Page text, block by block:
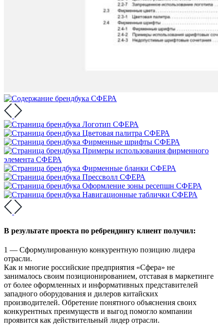
В результате проекта по ребрендингу клиент получил:
1 — Сформулированную конкурентную позицию лидера
отрасли.
Как и многие российские предприятия «Сфера» не
занималось своим позиционированием, отставая в маркетинге
от более оформленных и информативных представителей
западного оборудования и дилеров китайских
производителей. Обретение понятного объяснения своих
конкурентных преимуществ и выгод помогло компании
проявится как действительный лидер отрасли.